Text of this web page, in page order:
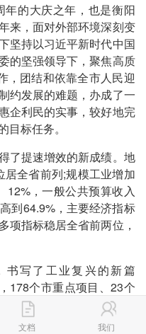
的大庆之年，也是衡阳
来，面对外部环境深刻变
坚持以习近平新时代中国
的坚强领导下，聚焦高质
，团结和依靠全市人民迎
约发展的难题，办成了一
企利民的实事，较好地完
标任务。
提速增效的新成绩。地
全省前列;规模工业增加
12%，一般公共预算收入
到64.9%，主要经济指标
项指标稳居全省前两位，
写了工业复兴的新篇
178个市重点项目、23个
、276亿元，产业投资增
装纺织、新能源汽车、有
文档 我们